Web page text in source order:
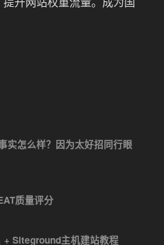
实怎么样？因为太好招同行眼
质量评分
Siteground主机建站教程